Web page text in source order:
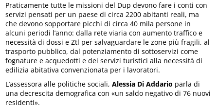
Praticamente tutte le missioni del Dup devono fare i conti con
servizi pensati per un paese di circa 2200 abitanti reali, ma
che devono sopportare picchi di circa 40 mila persone in
alcuni periodi l’anno: dalla rete viaria con aumento traffico e
necessità di dossi e Ztl per salvaguardare le zone più fragili, al
trasporto pubblico, dal potenziamento di sottoservizi come
fognature e acquedotti e dei servizi turistici alla necessità di
edilizia abitativa convenzionata per i lavoratori.
L’assessora alle politiche sociali,Alessia Di Addario parla di
una decrescita demografica con «un saldo negativo di 76 nuovi
residenti».